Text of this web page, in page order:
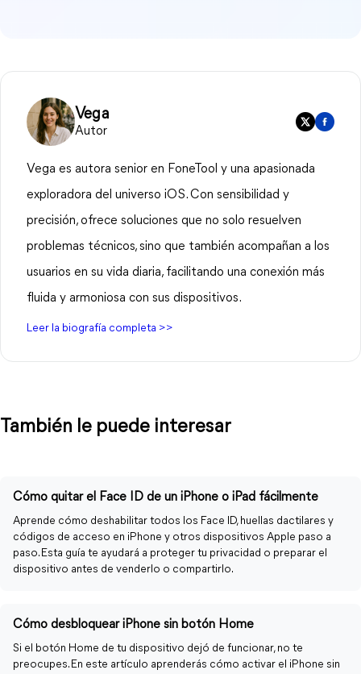
Vega
Autor
Vega es autora senior en FoneTool y una apasionada
exploradora del universo iOS. Con sensibilidad y
precisión, ofrece soluciones que no solo resuelven
problemas técnicos, sino que también acompañan a los
usuarios en su vida diaria, facilitando una conexión más
fluida y armoniosa con sus dispositivos.
Leer la biografía completa >>
También le puede interesar
Cómo quitar el Face ID de un iPhone o iPad fácilmente
Aprende cómo deshabilitar todos los Face ID, huellas dactilares y
códigos de acceso en iPhone y otros dispositivos Apple paso a
paso. Esta guía te ayudará a proteger tu privacidad o preparar el
dispositivo antes de venderlo o compartirlo.
Cómo desbloquear iPhone sin botón Home
Si el botón Home de tu dispositivo dejó de funcionar, no te
preocupes. En este artículo aprenderás cómo activar el iPhone sin